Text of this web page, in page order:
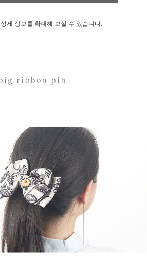
상세 정보를 확대해 보실 수 있습니다.